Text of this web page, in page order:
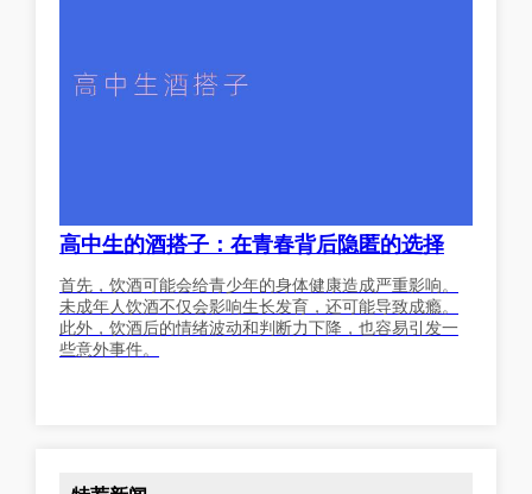
高中生的酒搭子：在青春背后隐匿的选择
首先，饮酒可能会给青少年的身体健康造成严重影响。
未成年人饮酒不仅会影响生长发育，还可能导致成瘾。
此外，饮酒后的情绪波动和判断力下降，也容易引发一
些意外事件。